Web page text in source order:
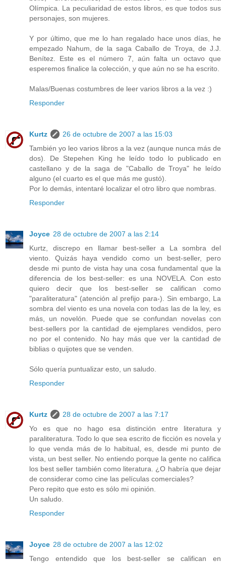
Olímpica. La peculiaridad de estos libros, es que todos sus
personajes, son mujeres.
Y por último, que me lo han regalado hace unos días, he
empezado Nahum, de la saga Caballo de Troya, de J.J.
Benítez. Este es el número 7, aún falta un octavo que
esperemos finalice la colección, y que aún no se ha escrito.
Malas/Buenas costumbres de leer varios libros a la vez :)
Responder
Kurtz
26 de octubre de 2007 a las 15:03
También yo leo varios libros a la vez (aunque nunca más de
dos). De Stepehen King he leído todo lo publicado en
castellano y de la saga de "Caballo de Troya" he leído
alguno (el cuarto es el que más me gustó).
Por lo demás, intentaré localizar el otro libro que nombras.
Responder
Joyce 28 de octubre de 2007 a las 2:14
Kurtz, discrepo en llamar best-seller a La sombra del
viento. Quizás haya vendido como un best-seller, pero
desde mi punto de vista hay una cosa fundamental que la
diferencia de los best-seller: es una NOVELA. Con esto
quiero decir que los best-seller se califican como
"paraliteratura" (atención al prefijo para-). Sin embargo, La
sombra del viento es una novela con todas las de la ley, es
más, un novelón. Puede que se confundan novelas con
best-sellers por la cantidad de ejemplares vendidos, pero
no por el contenido. No hay más que ver la cantidad de
biblias o quijotes que se venden.
Sólo quería puntualizar esto, un saludo.
Responder
Kurtz
28 de octubre de 2007 a las 7:17
Yo es que no hago esa distinción entre literatura y
paraliteratura. Todo lo que sea escrito de ficción es novela y
lo que venda más de lo habitual, es, desde mi punto de
vista, un best seller. No entiendo porque la gente no califica
los best seller también como literatura. ¿O habría que dejar
de considerar como cine las películas comerciales?
Pero repito que esto es sólo mi opinión.
Un saludo.
Responder
Joyce 28 de octubre de 2007 a las 12:02
Tengo entendido que los best-seller se califican en